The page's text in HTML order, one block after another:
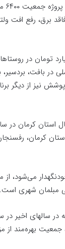
برق، رفع افت
به ۴ روستای فاقد برق با
عشایر در ۱۶ شهرستان تحت
کرمان، رفسنجان،
می‌شود،
مبلمان شهری است.
سالهای اخیر